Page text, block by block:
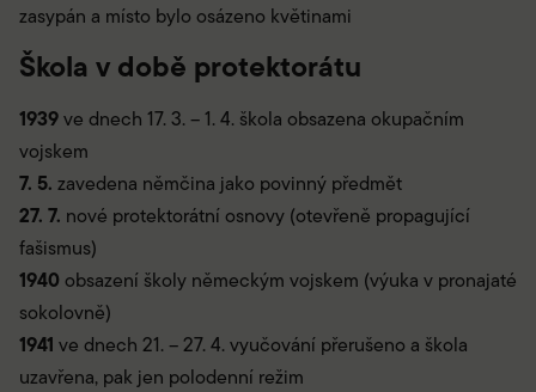
zasypán a místo bylo osázeno květinami
Škola v době protektorátu
1939ve dnech 17. 3. – 1. 4. škola obsazena okupačním
vojskem
7. 5. zavedena němčina jako povinný předmět
27. 7. nové protektorátní osnovy (otevřeně propagující
fašismus)
1940 obsazení školy německým vojskem (výuka v pronajaté
sokolovně)
1941 ve dnech 21. – 27. 4. vyučování přerušeno a škola
uzavřena, pak jen polodenní režim